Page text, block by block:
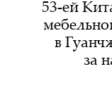
53-ей
в
за